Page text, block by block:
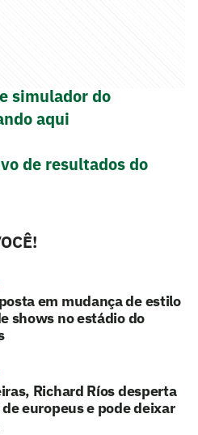
simulador do
aqui
de resultados do
em mudança de estilo
shows no estádio do
Richard Ríos desperta
europeus e pode deixar